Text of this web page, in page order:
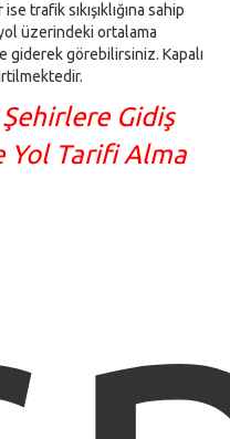
trafik sıkışıklığına sahip
üzerindeki ortalama
giderek görebilirsiniz. Kapalı
Gidiş
Yol Tarifi Alma